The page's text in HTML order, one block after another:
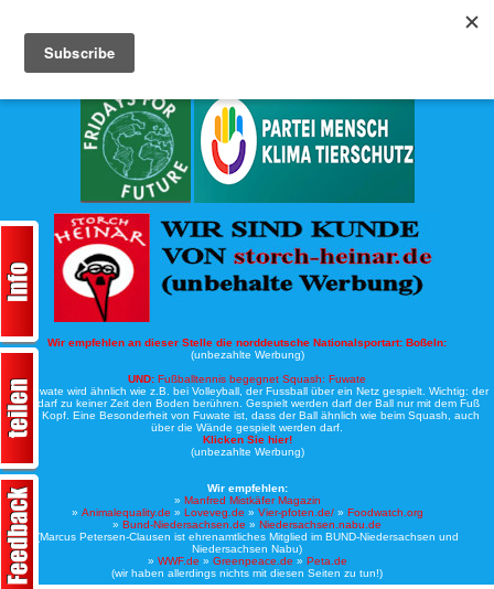
Wir empfehlen an dieser Stelle die norddeutsche Nationalsportart: Boßeln:
(unbezahlte Werbung)
UND: Fußballtennis begegnet Squash: Fuwate
Bei Fuwate wird ähnlich wie z.B. bei Volleyball, der Fussball über ein Netz gespielt. Wichtig: der
Ball darf zu keiner Zeit den Boden berühren. Gespielt werden darf der Ball nur mit dem Fuß
oder Kopf. Eine Besonderheit von Fuwate ist, dass der Ball ähnlich wie beim Squash, auch
über die Wände gespielt werden darf.
Klicken Sie hier!
(unbezahlte Werbung)
Wir empfehlen:
» Manfred Mistkäfer Magazin
» Animalequality.de » Loveveg.de » Vier-pfoten.de/» Foodwatch.org
» Bund-Niedersachsen.de » Niedersachsen.nabu.de
(Marcus Petersen-Clausen ist ehrenamtliches Mitglied im BUND-Niedersachsen und
Niedersachsen Nabu)
» WWF.de » Greenpeace.de » Peta.de
(wir haben allerdings nichts mit diesen Seiten zu tun!)